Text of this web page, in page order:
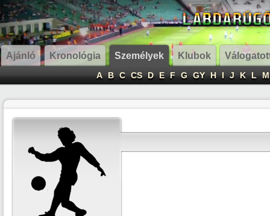
Ajánló Kronológia Személyek Klubok
A B C CS D E F G GY H I J K L M